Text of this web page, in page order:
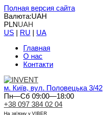
Полная версия сайта
Валюта:UAH
PLNUAH
US | RU | UA
Главная
О нас
Контакти
м. Київ, вул. Половецька 3/42
Пн—Сб 09:00—18:00
+38 097 384 02 04
На зв'язку у VIBER